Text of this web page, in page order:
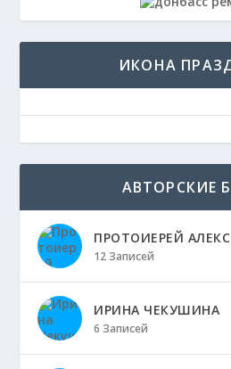
ИКОНА
АВТОРСКИЕ
ПРОТОИЕРЕЙ
12 Записей
ИРИНА ЧЕКУШИНА
6 Записей